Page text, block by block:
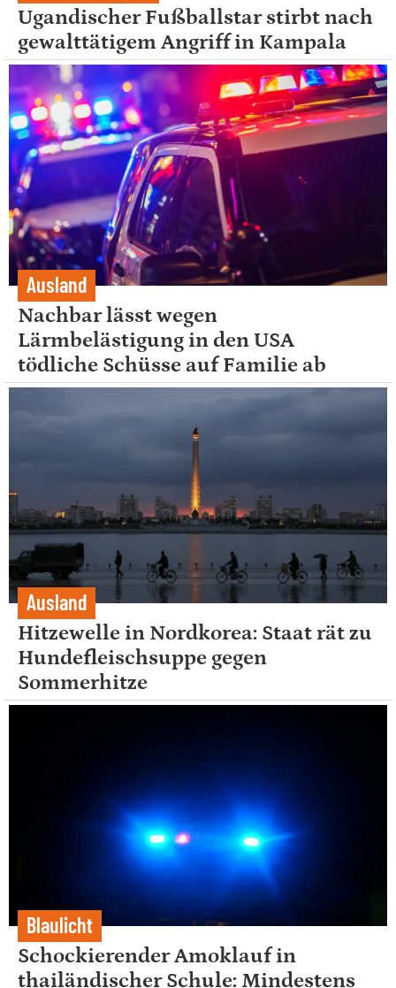
Ugandischer Fußballstar stirbt nach
gewalttätigem Angriff in Kampala
Ausland
Nachbar lässt wegen
Lärmbelästigung in den USA
tödliche Schüsse auf Familie ab
Ausland
Hitzewelle in Nordkorea: Staat rät zu
Hundefleischsuppe gegen
Sommerhitze
Blaulicht
Schockierender Amoklauf in
thailändischer Schule: Mindestens